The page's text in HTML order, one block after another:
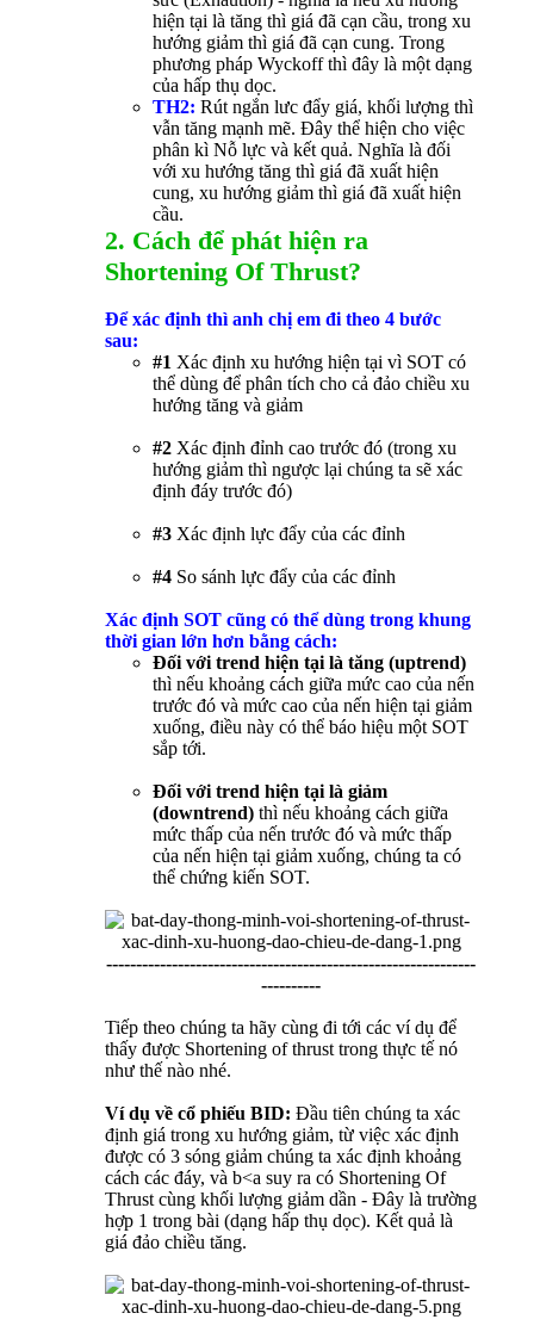
hiện tại là tăng thì giá đã cạn cầu, trong xu
hướng giảm thì giá đã cạn cung. Trong
phương pháp Wyckoff thì đây là một dạng
của hấp thụ dọc.
TH2: Rút ngắn lưc đẩy giá, khối lượng thì
vẫn tăng mạnh mẽ. Đây thể hiện cho việc
phân kì Nỗ lực và kết quả. Nghĩa là đối
với xu hướng tăng thì giá đã xuất hiện
cung, xu hướng giảm thì giá đã xuất hiện
cầu.
2. Cách để phát hiện ra
Shortening Of Thrust?
Để xác định thì anh chị em đi theo 4 bước
sau:
#1 Xác định xu hướng hiện tại vì SOT có
thể dùng để phân tích cho cả đảo chiều xu
hướng tăng và giảm
#2 Xác định đỉnh cao trước đó (trong xu
hướng giảm thì ngược lại chúng ta sẽ xác
định đáy trước đó)
#3 Xác định lực đẩy của các đỉnh
#4 So sánh lực đẩy của các đỉnh
Xác định SOT cũng có thể dùng trong khung
thời gian lớn hơn bằng cách:
Đối với trend hiện tại là tăng (uptrend)
thì nếu khoảng cách giữa mức cao của nến
trước đó và mức cao của nến hiện tại giảm
xuống, điều này có thể báo hiệu một SOT
sắp tới.
Đối với trend hiện tại là giảm
(downtrend) thì nếu khoảng cách giữa
mức thấp của nến trước đó và mức thấp
của nến hiện tại giảm xuống, chúng ta có
thể chứng kiến SOT.
--------------------------------------------------------------
----------
Tiếp theo chúng ta hãy cùng đi tới các ví dụ để
thấy được Shortening of thrust trong thực tế nó
như thế nào nhé.
Ví dụ về cổ phiếu BID: Đầu tiên chúng ta xác
định giá trong xu hướng giảm, từ việc xác định
được có 3 sóng giảm chúng ta xác định khoảng
cách các đáy, và b<a suy ra có Shortening Of
Thrust cùng khối lượng giảm dần - Đây là trường
hợp 1 trong bài (dạng hấp thụ dọc). Kết quả là
giá đảo chiều tăng.